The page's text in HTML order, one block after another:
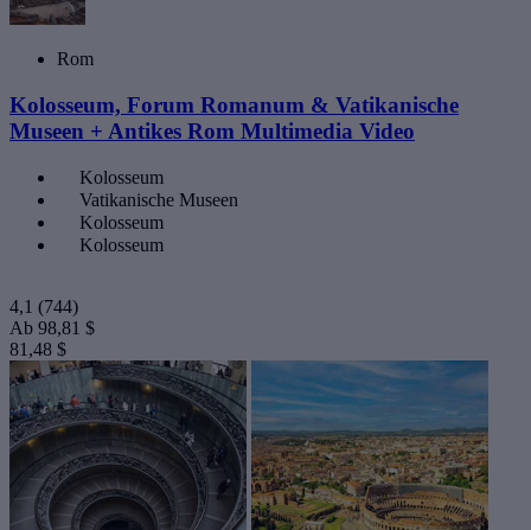
Rom
Kolosseum, Forum Romanum & Vatikanische
Museen + Antikes Rom Multimedia Video
Kolosseum
Vatikanische Museen
Kolosseum
Kolosseum
4,1 (744)
Ab 98,81 $
81,48 $